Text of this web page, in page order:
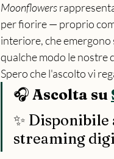
Moonflowers
per fiorire — proprio
interiore, che
qualche modo le nostre
Spero che l'ascolto vi
🎧 Ascolta su
✨
streaming